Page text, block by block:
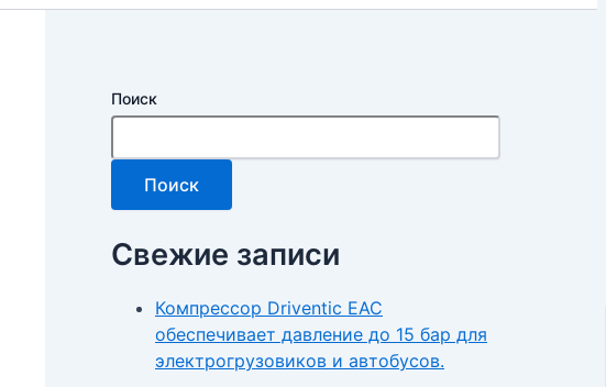
Поиск
Поиск
Свежие записи
Компрессор Driventic EAC
обеспечивает давление до 15 бар для
электрогрузовиков и автобусов.